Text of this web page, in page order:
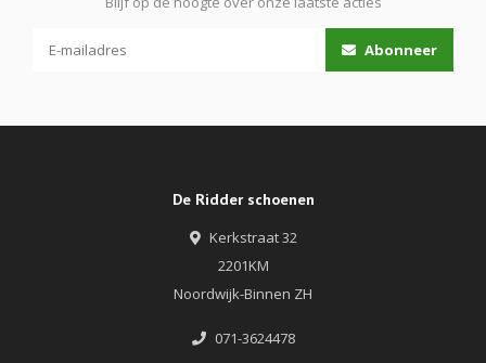
Abonneer
De Ridder schoenen
Kerkstraat 32
2201KM
Noordwijk-Binnen ZH
071-3624478